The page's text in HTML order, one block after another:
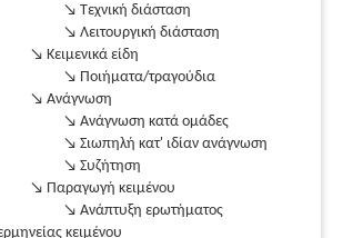
↘ Τεχνική διάσταση
↘ Λειτουργική διάσταση
↘ Κειμενικά είδη
↘ Ποιήματα/τραγούδια
↘ Ανάγνωση
↘ Ανάγνωση κατά ομάδες
↘ Σιωπηλή κατ' ιδίαν ανάγνωση
↘ Συζήτηση
↘ Παραγωγή κειμένου
↘ Ανάπτυξη ερωτήματος
κειμένου